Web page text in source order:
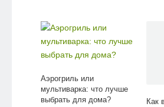
Аэрогриль или
мультиварка: что лучше
выбрать для дома?
Как